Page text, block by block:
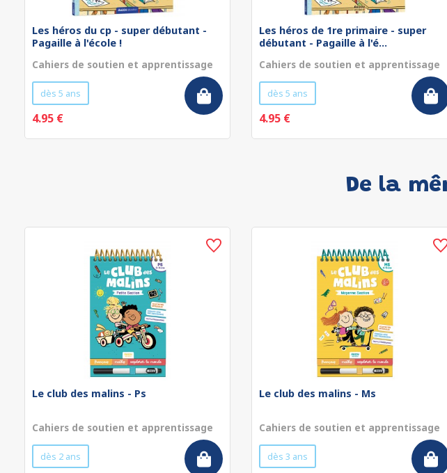
Les héros du cp - super débutant -
Pagaille à l'école !
Cahiers de soutien et apprentissage
dès 5 ans
4.95 €
Les héros de 1re primaire - super
débutant - Pagaille à l'é...
Cahiers de soutien et apprentissage
dès 5 ans
4.95 €
De la
Le club des malins - Ps
Cahiers de soutien et apprentissage
dès 2 ans
Le club des malins - Ms
Cahiers de soutien et apprentissage
dès 3 ans